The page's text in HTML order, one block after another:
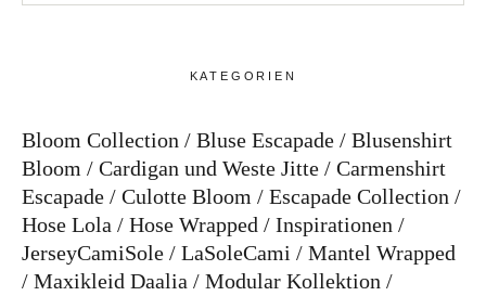
KATEGORIEN
Bloom Collection Bluse Escapade
Blusenshirt
Bloom
Cardigan und Weste Jitte
Carmenshirt
Escapade
Culotte Bloom
Escapade Collection
Hose Lola
Hose Wrapped
Inspirationen
JerseyCamiSole
LaSoleCami
Mantel Wrapped
Maxikleid Daalia
Modular Kollektion